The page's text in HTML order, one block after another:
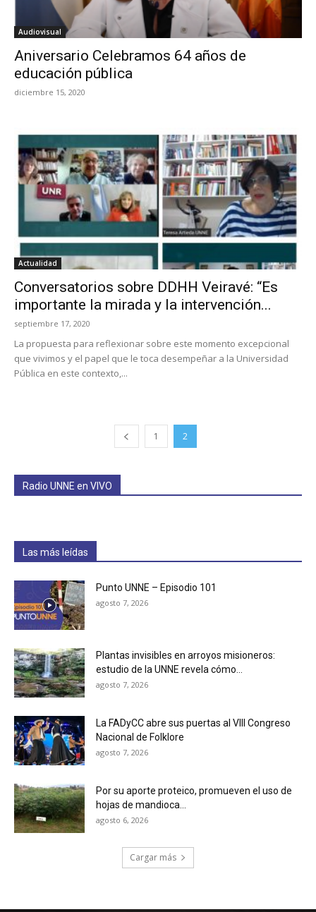
Audiovisual
Aniversario Celebramos 64 años de
educación pública
diciembre 15, 2020
Actualidad
Conversatorios sobre DDHH Veiravé: “Es
importante la mirada y la intervención...
septiembre 17, 2020
La propuesta para reflexionar sobre este momento excepcional
que vivimos y el papel que le toca desempeñar a la Universidad
Pública en este contexto,...
1 2
Radio UNNE en VIVO
Las más leídas
Punto UNNE – Episodio 101
agosto 7, 2026
Plantas invisibles en arroyos misioneros:
estudio de la UNNE revela cómo...
agosto 7, 2026
La FADyCC abre sus puertas al VIII Congreso
Nacional de Folklore
agosto 7, 2026
Por su aporte proteico, promueven el uso de
hojas de mandioca...
agosto 6, 2026
Cargar más